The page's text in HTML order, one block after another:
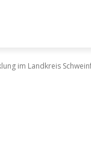
im Landkreis